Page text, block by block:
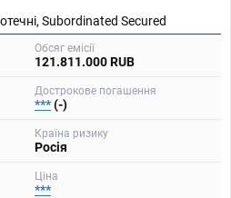
Subordinated Secured
Обсяг емісії
121.811.000 RUB
Дострокове погашення
***(-)
Країна ризику
Росія
Ціна
***